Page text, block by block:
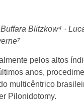
Blitzkow⁴ ·
pelos altos
anos,
multicêntrico
Pilonidotomy.